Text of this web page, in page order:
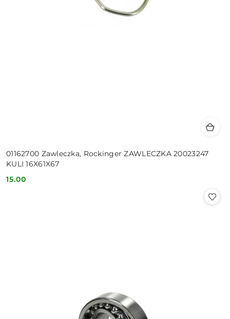
01162700 Zawleczka, Rockinger ZAWLECZKA 20023247
KULI 16X61X67
Cena:
15.00